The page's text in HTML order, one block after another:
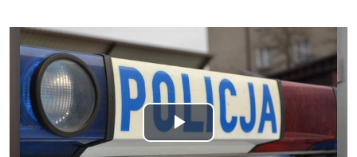
Opis filmu: Zarzuty i tymczasowy areszt dla mężczyzny
Odtwórz